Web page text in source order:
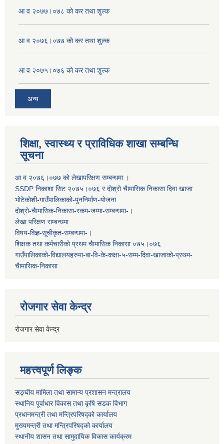
आ व २०७७।०७८ काे कर तथा शुल्क
आ व २०७६।०७७ काे कर तथा शुल्क
आ व २०७५।०७६ काे कर तथा शुल्क
अन्य
शिक्षा, स्वास्थ्य र प्राविधिक शाखा सम्बन्धि
सूचना
आ व २०७६।०७७ काे लेखापरिक्षण सम्बन्धमा ।
SSDP निकाशा सिट २०७५।०७६ र दोश्रो चैामासिक निकासा दिवा खाजा
भोटेकोशी-गाउँपालिकाको-पुननिर्माण-योजना
दोश्रो-चैामासिक-निकासा-रकम-जम्मा-सम्बन्धमा-।
लेखा परिक्षण सम्बन्धमा
विषय-विज्ञ-सूचीकृत-सम्बन्धमा-।
शिक्षक तथा कर्मचारीको प्रथम च‌ैामासिक निकासा ०७५।०७६
गाउँपालिकाको-विद्यालयहरुमा-बा-वि-के-कक्षा-५-सम्म-दिवा-खाजाको-प्रथम-
चैामासिक-निकासा
रोजगार सेवा केन्द्र
रोजगार सेवा केन्द्र
महत्त्वपूर्ण लिङ्क
सङ्घीय मामिला तथा सामान्य प्रशासन मन्त्रालय
स्थानिय पूर्वाधार विकास तथा कृषि सडक विभाग
प्रधानमन्त्री तथा मन्त्रिपरिषद्को कार्यालय
मुख्यमन्त्री तथा मन्त्रिपरिषद्को कार्यालय
स्थानीय शासन तथा सामुदायिक विकास कार्यक्रम